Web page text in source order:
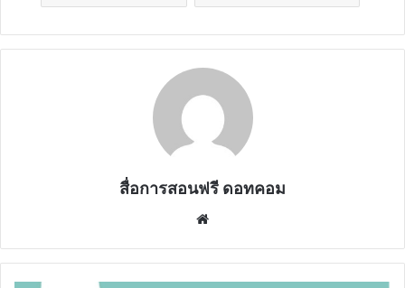
สื่อการสอนฟรี ดอทคอม